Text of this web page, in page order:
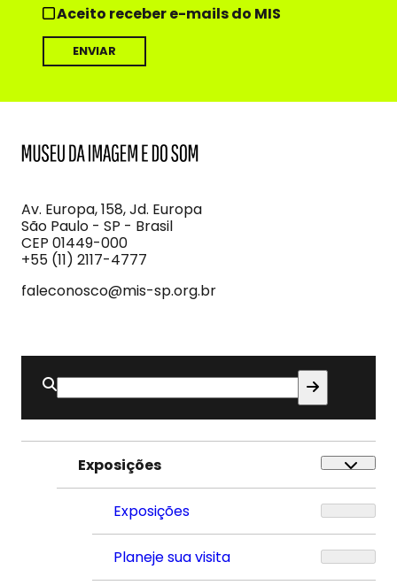
Aceito receber e-mails do MIS
Imagem
e
do
Som
Av. Europa, 158, Jd. Europa
São Paulo - SP - Brasil
CEP 01449-000
+55 (11) 2117-4777
faleconosco@mis-sp.org.br
Buscar
por:
Exposições
Exposições
Planeje sua visita